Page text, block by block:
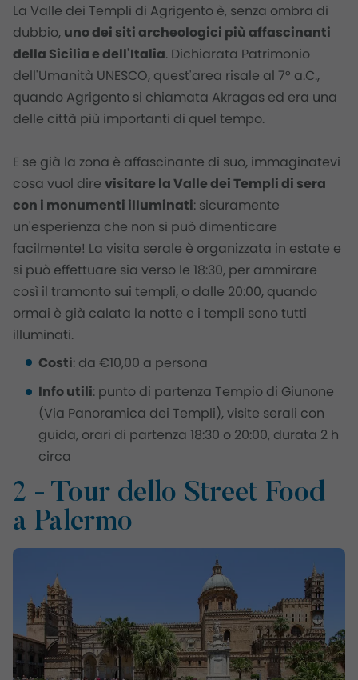
La Valle dei Templi di Agrigento è, senza ombra di
dubbio, uno dei siti archeologici più affascinanti
della Sicilia e dell'Italia. Dichiarata Patrimonio
dell'Umanità UNESCO, quest'area risale al 7° a.C.,
quando Agrigento si chiamata Akragas ed era una
delle città più importanti di quel tempo.
E se già la zona è affascinante di suo, immaginatevi
cosa vuol dire visitare la Valle dei Templi di sera
con i monumenti illuminati: sicuramente
un'esperienza che non si può dimenticare
facilmente! La visita serale è organizzata in estate e
si può effettuare sia verso le 18:30, per ammirare
così il tramonto sui templi, o dalle 20:00, quando
ormai è già calata la notte e i templi sono tutti
illuminati.
Costi: da €10,00 a persona
Info utili: punto di partenza Tempio di Giunone
(Via Panoramica dei Templi), visite serali con
guida, orari di partenza 18:30 o 20:00, durata 2 h
circa
2 - Tour dello Street Food
a Palermo